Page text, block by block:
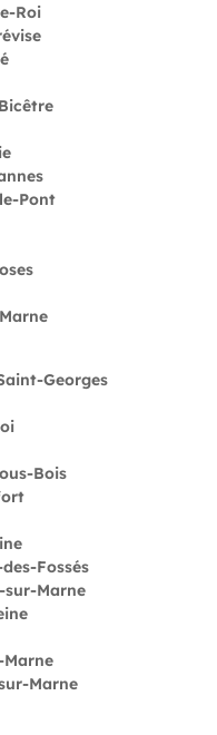
Roi
Pont
Georges
Bois
Fossés
Marne
Marne